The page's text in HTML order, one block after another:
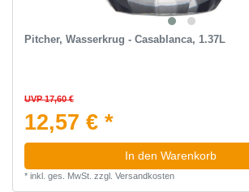
Pitcher, Wasserkrug - Casablanca, 1.37L
UVP 17,60 €
12,57 € *
In den Warenkorb
* inkl. ges. MwSt. zzgl. Versandkosten